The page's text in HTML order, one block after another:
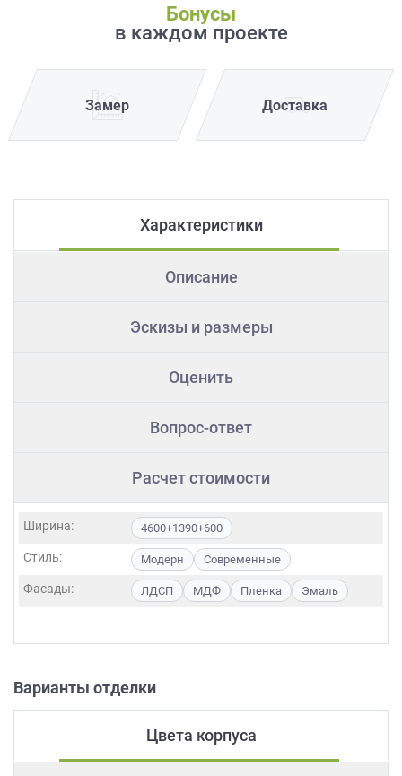
Бонусы
в каждом проекте
Замер Доставка
Характеристики
Описание
Эскизы и размеры
Оценить
Вопрос-ответ
Расчет стоимости
Ширина: 4600+1390+600
Стиль: Модерн Современные
Фасады: ЛДСП МДФ Пленка Эмаль
Варианты отделки
Цвета корпуса